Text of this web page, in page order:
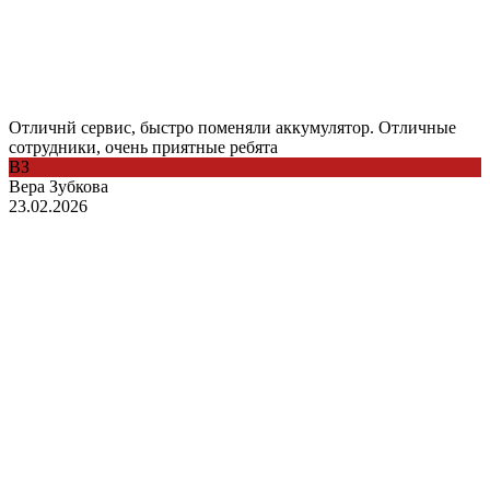
Отличнй сервис, быстро поменяли аккумулятор. Отличные
сотрудники, очень приятные ребята
ВЗ
Вера Зубкова
23.02.2026